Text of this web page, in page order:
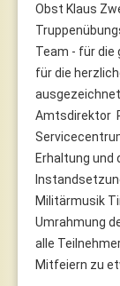
Obst Klaus
Team - für die
für die
Amtsdirektor
Erhaltung und
Militärmusik
Umrahmung
alle
Mitfeiern zu